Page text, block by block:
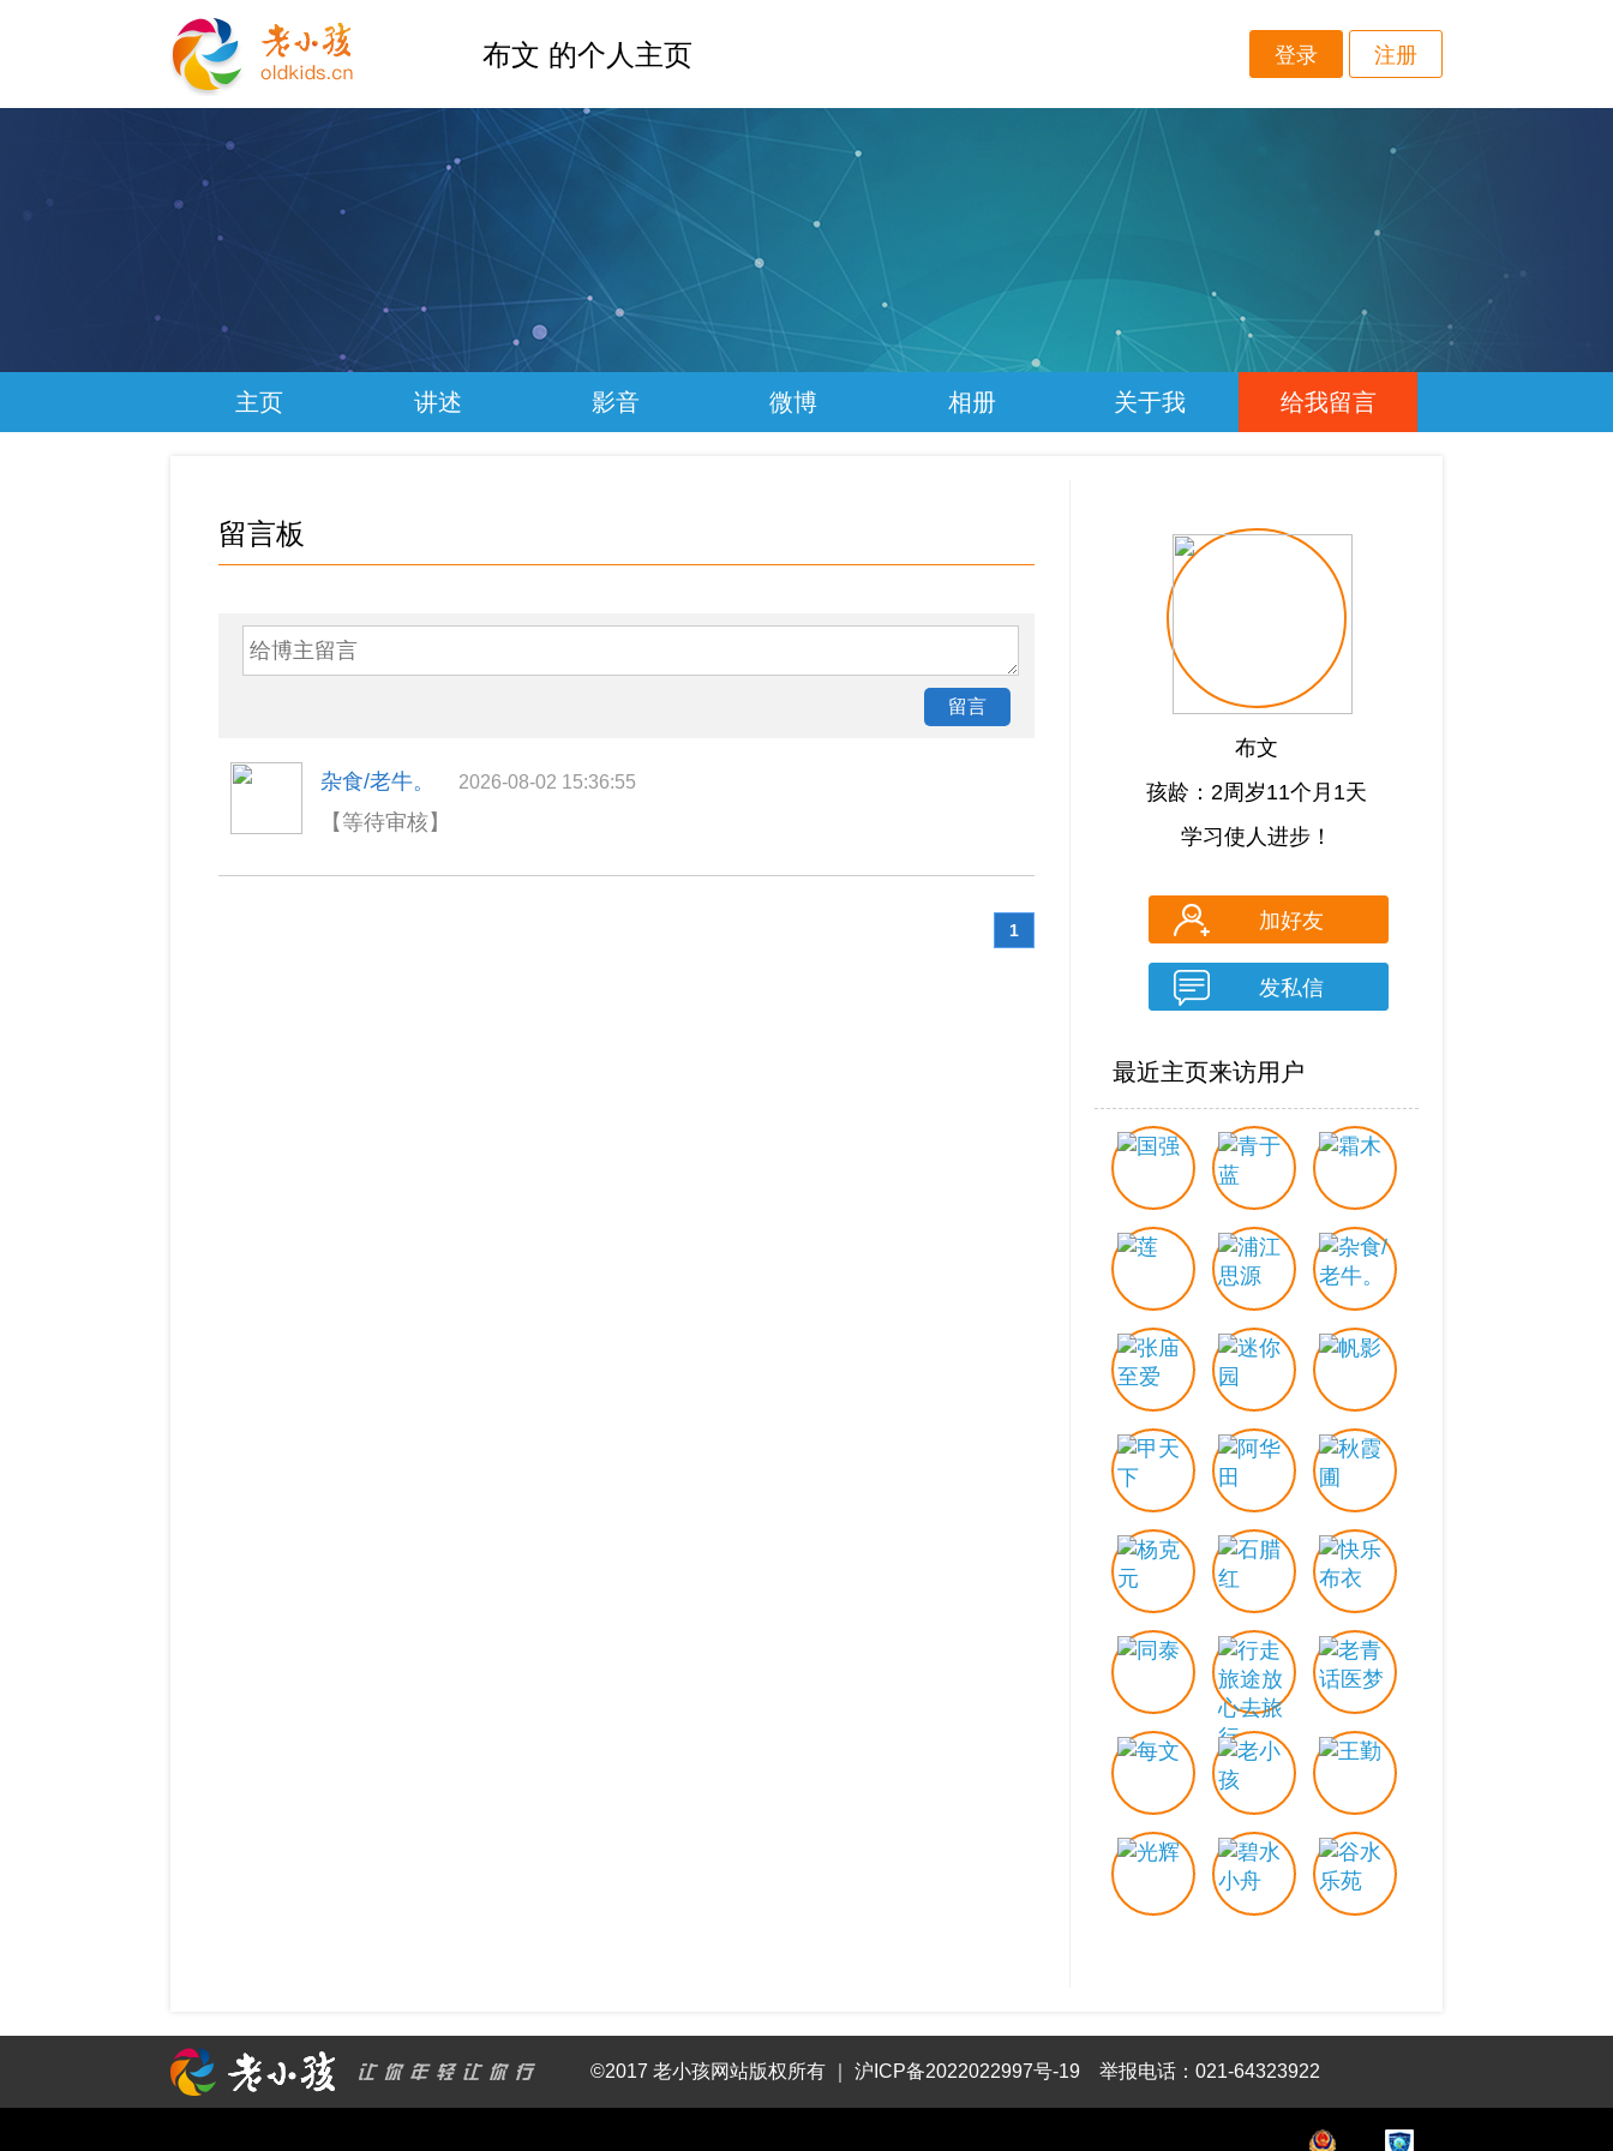
布文 的个人主页 登录 注册
主页 讲述 影音 微博 相册 关于我 给我留言
留言板
杂食/老牛。 2026-08-02 15:36:55
【等待审核】
1
布文
孩龄：2周岁11个月1天
学习使人进步！
加好友
发私信
最近主页来访用户
©2017 老小孩网站版权所有 沪ICP备2022022997号-19 举报电话：021-64323922